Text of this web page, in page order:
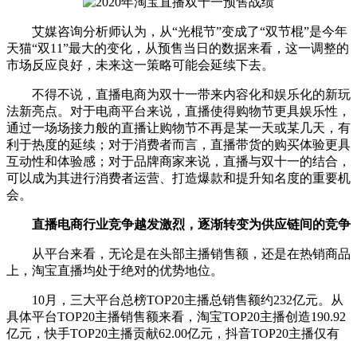
艾媒咨询分析师认为，从“光棍节”变成了“双节棍”是今年
天猫“双11”最大的变化，从预售当日的数据来看，这一调整的
市场反应良好，未来这一策略可能会延续下去。
不得不说，直播电商为双十一带来内容化和娱乐化的新玩
法新亮点。对于电商平台来说，直播使得购物节更具娱乐性，
通过一场场接力般的直播让购物节不再是某一天或某几天，有
利于热度的延续；对于消费者而言，直播带货的购买体验更具
互动性和体验感；对于品牌商家来说，直播与双十一的结合，
可以成为其进行消费者运营、打造爆款和提升知名度的重要机
会。
直播电商行业竞争越发激烈，逐渐转变为供应链间的竞争
从平台来看，无论是在头部主播销售额，还是在热销商品
上，淘宝直播均处于绝对的优势地位。
10月，三大平台总榜TOP20主播总销售额约232亿元。从
具体平台TOP20主播销售额来看，淘宝TOP20主播创造190.92
亿元，快手TOP20主播贡献62.00亿元，抖音TOP20主播仅有